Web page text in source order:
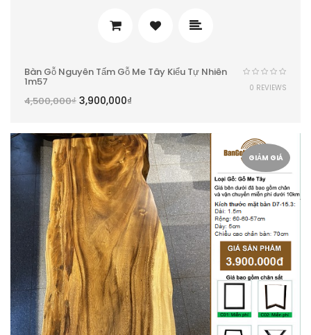
Bàn Gỗ Nguyên Tấm Gỗ Me Tây Kiểu Tự Nhiên
1m57
4,500,000₫ 3,900,000₫
0 REVIEWS
GIẢM GIÁ